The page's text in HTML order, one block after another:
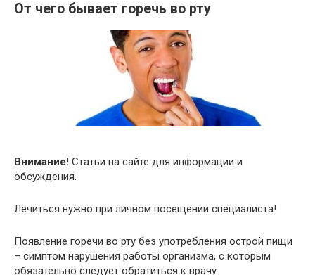
От чего бывает горечь во рту
Внимание! Статьи на сайте для информации и
обсуждения.
Лечиться нужно при личном посещении специалиста!
Появление горечи во рту без употребления острой пищи
– симптом нарушения работы организма, с которым
обязательно следует обратиться к врачу.